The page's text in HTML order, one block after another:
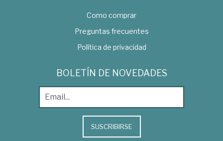
Como comprar
Preguntas frecuentes
Política de privacidad
BOLETÍN DE NOVEDADES
SUSCRIBIRSE